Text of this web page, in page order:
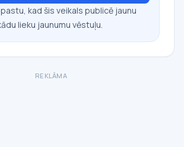
kad šis veikals publicē jaunu
lieku jaunumu vēstuļu.
REKLĀMA